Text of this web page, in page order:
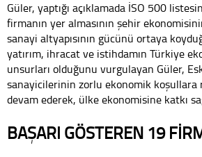
Güler, yaptığı açıklamada İSO 500
firmanın yer almasının şehir
sanayi altyapısının gücünü ortaya
yatırım, ihracat ve istihdamın Türkiye
unsurları olduğunu vurgulayan Güler,
sanayicilerinin zorlu ekonomik koşullara
devam ederek, ülke ekonomisine katkı
BAŞARI GÖSTEREN 19